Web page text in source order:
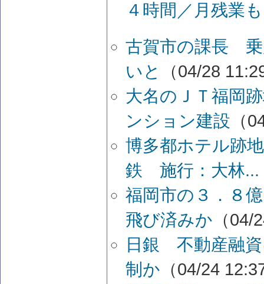
４時間／月残業も
古賀市の課長
いと
（04/28
大名のＪＴ福岡
ンション建設 （
博多都ホテル跡
鉄 施行：大林...
福岡市の３．８
飛び済みか （04/
日銀 不動産融
制か （04/24